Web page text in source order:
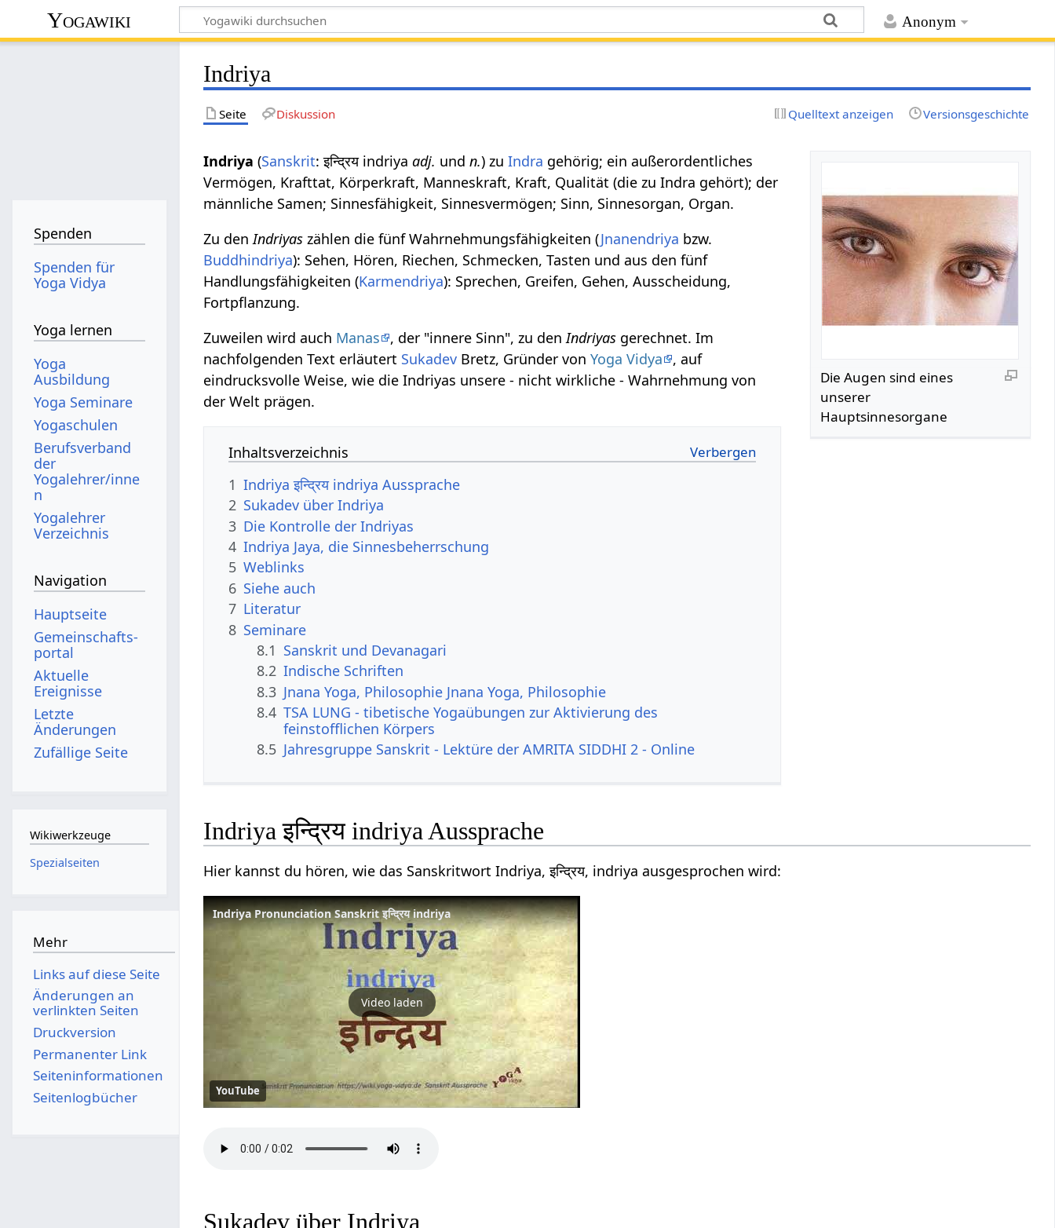
Anonym
Yogawiki
Indriya
Seite Diskussion Quelltext anzeigen Versionsgeschichte
Die Augen sind eines
unserer
Hauptsinnesorgane
Indriya (Sanskrit: इन्द्रिय indriyaadj. undn.) zuIndra gehörig; ein außerordentliches
Vermögen, Krafttat, Körperkraft, Manneskraft, Kraft, Qualität (die zu Indra gehört); der
männliche Samen; Sinnesfähigkeit, Sinnesvermögen; Sinn, Sinnesorgan, Organ.
Zu den Indriyas zählen die fünf Wahrnehmungsfähigkeiten (Jnanendriya bzw.
Buddhindriya): Sehen, Hören, Riechen, Schmecken, Tasten und aus den fünf
Handlungsfähigkeiten (Karmendriya): Sprechen, Greifen, Gehen, Ausscheidung,
Fortpflanzung.
Zuweilen wird auch Manas , der "innere Sinn", zu den Indriyas gerechnet. Im
nachfolgenden Text erläutert Sukadev Bretz, Gründer vonYoga Vidya
, auf
eindrucksvolle Weise, wie die Indriyas unsere - nicht wirkliche - Wahrnehmung von
der Welt prägen.
Inhaltsverzeichnis
1 Indriya इन्द्रिय indriya Aussprache
2 Sukadev über Indriya
3 Die Kontrolle der Indriyas
4 Indriya Jaya, die Sinnesbeherrschung
5 Weblinks
6 Siehe auch
7 Literatur
8 Seminare
8.1 Sanskrit und Devanagari
8.2 Indische Schriften
8.3 Jnana Yoga, Philosophie Jnana Yoga, Philosophie
8.4 TSA LUNG - tibetische Yogaübungen zur Aktivierung des
feinstofflichen Körpers
8.5 Jahresgruppe Sanskrit - Lektüre der AMRITA SIDDHI 2 - Online
Indriya इन्द्रिय indriya Aussprache
Hier kannst du hören, wie das Sanskritwort Indriya, इन्द्रिय, indriya ausgesprochen wird:
Indriya Pronunciation Sanskrit इन्द्रिय indriya
Video laden
YouTube
Sukadev über Indriya
Spenden
Spenden für
Yoga Vidya
Yoga lernen
Yoga
Ausbildung
Yoga Seminare
Yogaschulen
Berufsverband
der
Yogalehrer/inne
n
Yogalehrer
Verzeichnis
Navigation
Hauptseite
Gemeinschafts­
portal
Aktuelle
Ereignisse
Letzte
Änderungen
Zufällige Seite
Wikiwerkzeuge
Spezialseiten
Mehr
Links auf diese Seite
Änderungen an
verlinkten Seiten
Druckversion
Permanenter Link
Seiten­­informationen
Seitenlogbücher